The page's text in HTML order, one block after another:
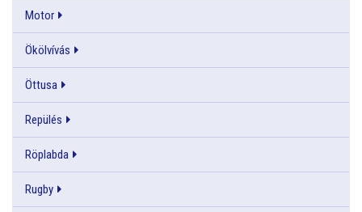
Motor
Ökölvívás
Öttusa
Repülés
Röplabda
Rugby